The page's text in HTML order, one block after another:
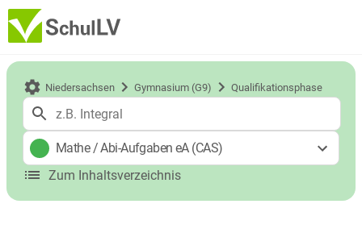
Niedersachsen Gymnasium (G9) Qualifikationsphase
Mathe/Abi-Aufgaben eA (CAS)
Zum Inhaltsverzeichnis